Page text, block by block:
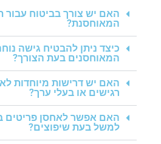
האם יש צורך בביטוח עבור
המאוחסנת?
כיצד ניתן להבטיח גישה
המאוחסנים בעת הצורך?
האם יש דרישות מיוחדות
רגישים או בעלי ערך?
האם אפשר לאחסן פריטים
למשל בעת שיפוצים?